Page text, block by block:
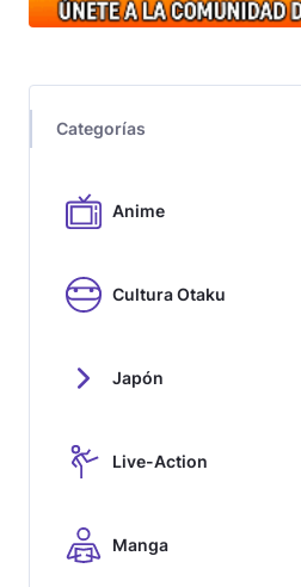
Categorías
Anime
Cultura Otaku
Japón
Live-Action
Manga